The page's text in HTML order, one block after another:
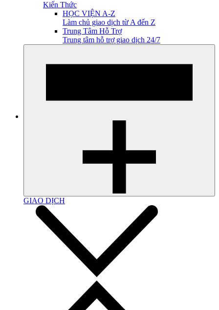
Kiến Thức
HỌC VIỆN A-Z
Làm chủ giao dịch từ A đến Z
Trung Tâm Hỗ Trợ
Trung tâm hỗ trợ giao dịch 24/7
GIAO DỊCH